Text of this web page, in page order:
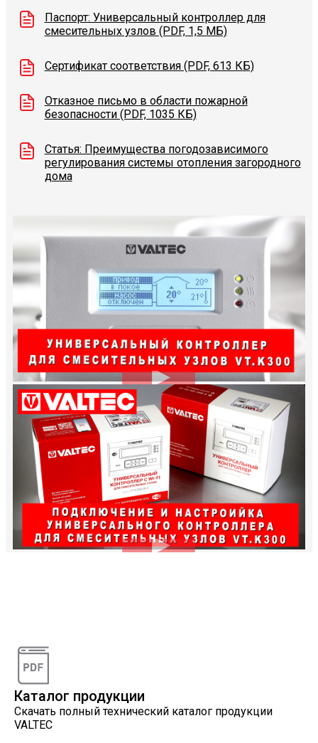
Паспорт: Универсальный контроллер для
смесительных узлов (PDF, 1,5 МБ)
Сертификат соответствия (PDF, 613 КБ)
Отказное письмо в области пожарной
безопасности (PDF, 1035 КБ)
Статья: Преимущества погодозависимого
регулирования системы отопления загородного
дома
Каталог продукции
Скачать полный технический каталог продукции
VALTEC